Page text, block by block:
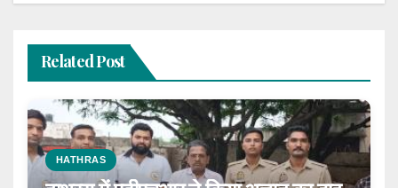
Related Post
HATHRAS